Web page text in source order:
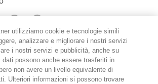
migros?
www.youtube.com/user/
PinterestInstagram
utilizziamo cookie e tecnologie simili
analizzare e migliorare i nostri servizi
i nostri servizi e pubblicità, anche su
possono anche essere trasferiti in
non avere un livello equivalente di
Ulteriori informazioni si possono trovare